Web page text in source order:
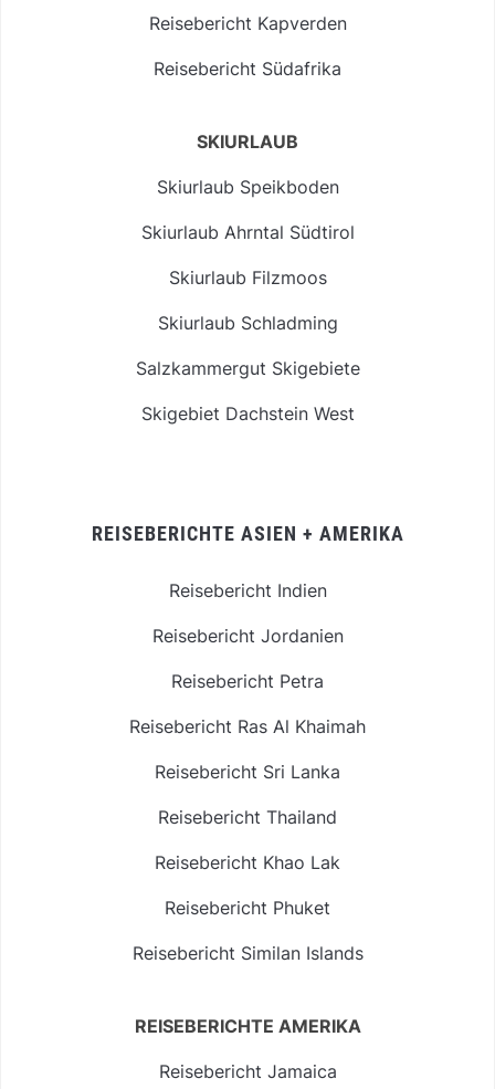
Reisebericht Kapverden
Reisebericht Südafrika
SKIURLAUB
Skiurlaub Speikboden
Skiurlaub Ahrntal Südtirol
Skiurlaub Filzmoos
Skiurlaub Schladming
Salzkammergut Skigebiete
Skigebiet Dachstein West
REISEBERICHTE ASIEN + AMERIKA
Reisebericht Indien
Reisebericht Jordanien
Reisebericht Petra
Reisebericht Ras Al Khaimah
Reisebericht Sri Lanka
Reisebericht Thailand
Reisebericht Khao Lak
Reisebericht Phuket
Reisebericht Similan Islands
REISEBERICHTE AMERIKA
Reisebericht Jamaica